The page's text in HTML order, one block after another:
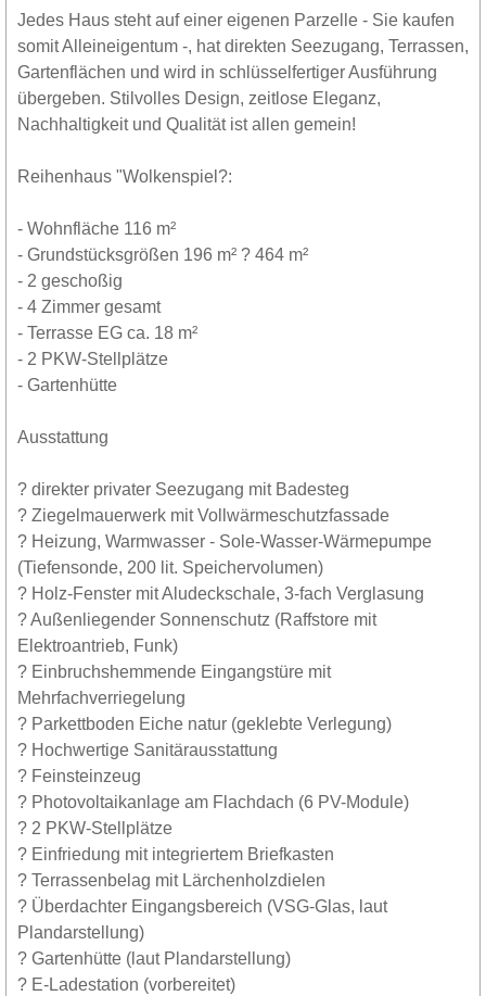
Jedes Haus steht auf einer eigenen Parzelle - Sie kaufen
somit Alleineigentum -, hat direkten Seezugang, Terrassen,
Gartenflächen und wird in schlüsselfertiger Ausführung
übergeben. Stilvolles Design, zeitlose Eleganz,
Nachhaltigkeit und Qualität ist allen gemein!
Reihenhaus "Wolkenspiel?:
- Wohnfläche 116 m²
- Grundstücksgrößen 196 m² ? 464 m²
- 2 geschoßig
- 4 Zimmer gesamt
- Terrasse EG ca. 18 m²
- 2 PKW-Stellplätze
- Gartenhütte
Ausstattung
? direkter privater Seezugang mit Badesteg
? Ziegelmauerwerk mit Vollwärmeschutzfassade
? Heizung, Warmwasser - Sole-Wasser-Wärmepumpe
(Tiefensonde, 200 lit. Speichervolumen)
? Holz-Fenster mit Aludeckschale, 3-fach Verglasung
? Außenliegender Sonnenschutz (Raffstore mit
Elektroantrieb, Funk)
? Einbruchshemmende Eingangstüre mit
Mehrfachverriegelung
? Parkettboden Eiche natur (geklebte Verlegung)
? Hochwertige Sanitärausstattung
? Feinsteinzeug
? Photovoltaikanlage am Flachdach (6 PV-Module)
? 2 PKW-Stellplätze
? Einfriedung mit integriertem Briefkasten
? Terrassenbelag mit Lärchenholzdielen
? Überdachter Eingangsbereich (VSG-Glas, laut
Plandarstellung)
? Gartenhütte (laut Plandarstellung)
? E-Ladestation (vorbereitet)